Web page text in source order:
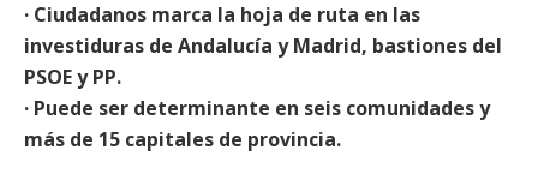
· Ciudadanos marca la hoja de ruta en las
investiduras de Andalucía y Madrid, bastiones del
PSOE y PP.
· Puede ser determinante en seis comunidades y
más de 15 capitales de provincia.